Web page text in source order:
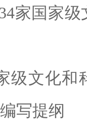
国家级
和科
写提纲